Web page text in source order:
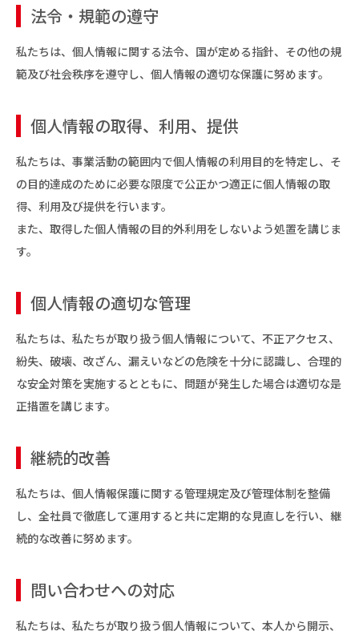
法令・規範の遵守
私たちは、個人情報に関する法令、国が定める指針、その他の規
範及び社会秩序を遵守し、個人情報の適切な保護に努めます。
個人情報の取得、利用、提供
私たちは、事業活動の範囲内で個人情報の利用目的を特定し、そ
の目的達成のために必要な限度で公正かつ適正に個人情報の取
得、利用及び提供を行います。
また、取得した個人情報の目的外利用をしないよう処置を講じま
す。
個人情報の適切な管理
私たちは、私たちが取り扱う個人情報について、不正アクセス、
紛失、破壊、改ざん、漏えいなどの危険を十分に認識し、合理的
な安全対策を実施するとともに、問題が発生した場合は適切な是
正措置を講じます。
継続的改善
私たちは、個人情報保護に関する管理規定及び管理体制を整備
し、全社員で徹底して運用すると共に定期的な見直しを行い、継
続的な改善に努めます。
問い合わせへの対応
私たちは、私たちが取り扱う個人情報について、本人から開示、